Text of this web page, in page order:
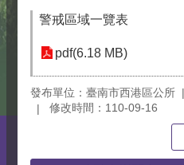
警戒區域一覽表
pdf(6.18 MB)
發布單位：臺南市西港區公所
修改時間：110-09-16